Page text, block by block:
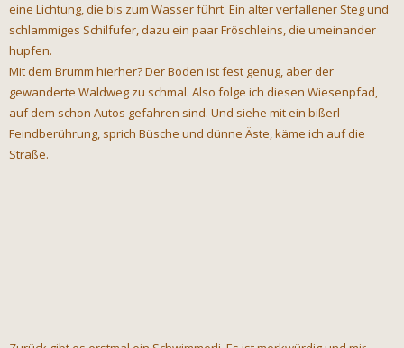
eine Lichtung, die bis zum Wasser führt. Ein alter verfallener Steg und
schlammiges Schilfufer, dazu ein paar Fröschleins, die umeinander
hupfen.
Mit dem Brumm hierher? Der Boden ist fest genug, aber der
gewanderte Waldweg zu schmal. Also folge ich diesen Wiesenpfad,
auf dem schon Autos gefahren sind. Und siehe mit ein bißerl
Feindberührung, sprich Büsche und dünne Äste, käme ich auf die
Straße.